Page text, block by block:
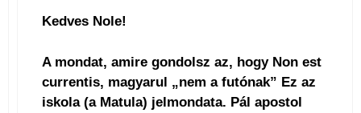
Kedves Nole!
A mondat, amire gondolsz az, hogy Non est
currentis, magyarul „nem a futónak” Ez az
iskola (a Matula) jelmondata. Pál apostol